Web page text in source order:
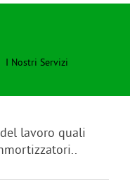
I Nostri Servizi
lavoro quali